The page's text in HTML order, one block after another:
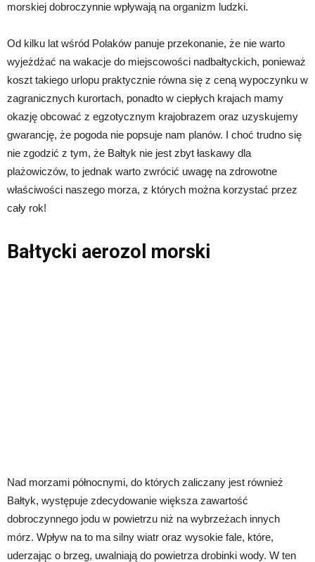
morskiej dobroczynnie wpływają na organizm ludzki.
Od kilku lat wśród Polaków panuje przekonanie, że nie warto
wyjeżdżać na wakacje do miejscowości nadbałtyckich, ponieważ
koszt takiego urlopu praktycznie równa się z ceną wypoczynku w
zagranicznych kurortach, ponadto w ciepłych krajach mamy
okazję obcować z egzotycznym krajobrazem oraz uzyskujemy
gwarancję, że pogoda nie popsuje nam planów. I choć trudno się
nie zgodzić z tym, że Bałtyk nie jest zbyt łaskawy dla
plażowiczów, to jednak warto zwrócić uwagę na zdrowotne
właściwości naszego morza, z których można korzystać przez
cały rok!
Bałtycki aerozol morski
Nad morzami północnymi, do których zaliczany jest również
Bałtyk, występuje zdecydowanie większa zawartość
dobroczynnego jodu w powietrzu niż na wybrzeżach innych
mórz. Wpływ na to ma silny wiatr oraz wysokie fale, które,
uderzając o brzeg, uwalniają do powietrza drobinki wody. W ten